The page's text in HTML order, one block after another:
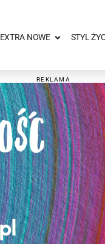
EXTRA NOWE STYL
REKLAMA